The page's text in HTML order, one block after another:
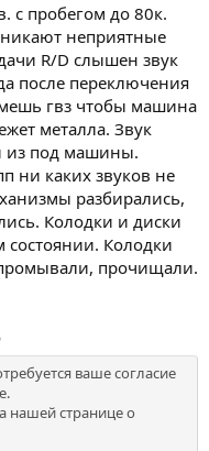
с пробегом до 80к.
неприятные
R/D слышен звук
после переключения
гвз чтобы машина
металла. Звук
из под машины.
ни каких звуков не
разбирались,
Колодки и диски
Колодки
прочищали.
ваше согласие
нашейстранице о